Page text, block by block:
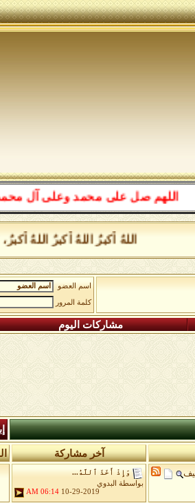
اللهم صل على محمد وعلى آل محمد
اللهُ أكبرُ اللهُ أكبرُ اللهُ
اسم العضو
كلمة المرور
مشاركات اليوم
آخر مشاركة
وَإِذْ أَخَذَ ٱللَّهُ...
بواسطة
البدوي
10-29-2019
06:14 AM